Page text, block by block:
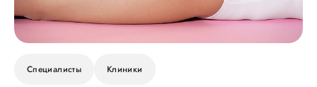
Специалисты Клиники